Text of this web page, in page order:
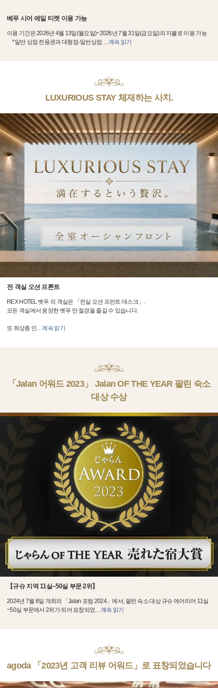
베푸 시어 에일 티켓 이용 가능
이용 기간은 2026년 4월 13일(월요일)~2026년 7월 31일(금요일)의 지불로 이용 가능
*일반 상점 전용권과 대형점·일반상점 …계속 읽기
LUXURIOUS STAY 체재하는 사치.
전 객실 오션 프론트
REX HOTEL 벳푸 의 객실은 「전실 오션 프런트 데스크」.
모든 객실에서 웅장한 벳푸 만 절경을 즐길 수 있습니다.
또 최상층 인…계속 읽기
「Jalan 어워드 2023」 Jalan OF THE YEAR 팔린 숙소
대상 수상
【규슈 지역 11실~50실 부문 2위】
2024년 7월 8일 개최의 「Jalan 포럼 2024」에서, 팔린 숙소 대상 규슈 에어리어 11실
~50실 부문에서 2위가 되어 표창되었…계속 읽기
agoda 「2023년 고객 리뷰 어워드」로 표창되었습니다